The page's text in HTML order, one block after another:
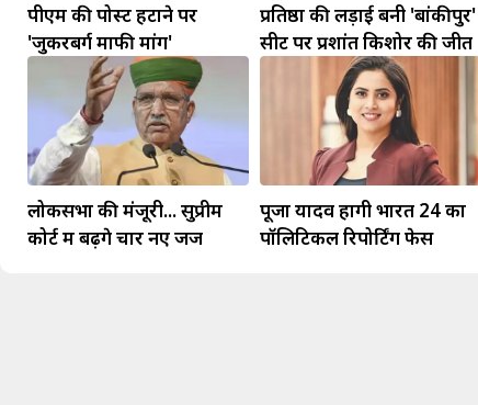
पीएम की पोस्ट हटाने पर
'जुकरबर्ग माफी मांगें'
प्रतिष्ठा की लड़ाई बनी 'बांकीपुर'
सीट पर प्रशांत किशोर की जीत
लोकसभा की मंजूरी... सुप्रीम
कोर्ट में बढ़ेंगे चार नए जज
पूजा यादव होंगी भारत 24 का
पॉलिटिकल रिपोर्टिंग फेस